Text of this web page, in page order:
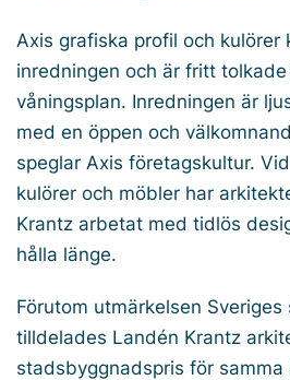
Axis grafiska profil och kulörer
inredningen och är fritt
våningsplan. Inredningen är
med en öppen och
speglar Axis företagskultur.
kulörer och möbler har
Krantz arbetat med tidlös
hålla länge.
Förutom utmärkelsen
tilldelades Landén Krantz
stadsbyggnadspris för samma